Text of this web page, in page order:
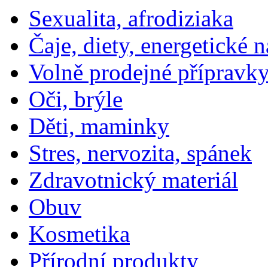
Sexualita, afrodiziaka
Čaje, diety, energetické
Volně prodejné
Oči, brýle
Děti, maminky
Stres, nervozita, spánek
Zdravotnický materiál
Obuv
Kosmetika
Přírodní produkty